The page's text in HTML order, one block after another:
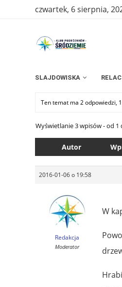
czwartek, 6 sierpnia,
SLAJDOWISKA
Ten temat ma 2 odpowiedzi,
Wyświetlanie 3 wpisów - od 1
Autor
2016-01-06 o 19:58
Redakcja
Moderator
W